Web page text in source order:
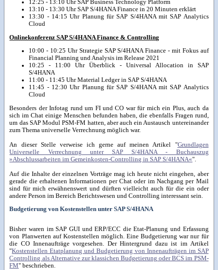
12:25 - 13:10 Uhr SAP Business Technology Platform
13:10 - 13:30 Uhr SAP S/4HANA Finance in 20 Minuten erklärt
13:30 - 14:15 Uhr Planung für SAP S/4HANA mit SAP Analytics
Cloud
Onlinekonferenz SAP S/4HANA Finance & Controlling
10:00 - 10:25 Uhr Strategie SAP S/4HANA Finance - mit Fokus auf
Financial Planning und Analysis im Release 2021
10:25 - 11:00 Uhr Überblick - Universal Allocation in SAP
S/4HANA
11:00 - 11:45 Uhr Material Ledger in SAP S/4HANA
11:45 - 12:30 Uhr Planung für SAP S/4HANA mit SAP Analytics
Cloud
Besonders der Infotag rund um FI und CO war für mich ein Plus, auch da
sich im Chat einige Menschen befunden haben, die ebenfalls Fragen rund,
um das SAP Modul PSM-FM hatten, aber auch ein Austausch untereinander
zum Thema universelle Verrechnung möglich war.
An dieser Stelle verweise ich gerne auf meinen Artikel "Grundlagen
Universelle Verrechnung unter SAP S/4HANA - Buchauszug
»Abschlussarbeiten im Gemeinkosten-Controlling in SAP S/4HANA«".
Auf die Inhalte der einzelnen Vorträge mag ich heute nicht eingehen, aber
gerade die erhaltenen Informationen per Chat oder im Nachgang per Mail
sind für mich erwähnenswert und dürften vielleicht auch für die ein oder
andere Person im Bereich Berichtswesen und Controlling interessant sein.
Budgetierung von Kostenstellen unter SAP S/4HANA
Bisher waren im SAP GUI und ERP/ECC die Etat-Planung und Erfassung
von Planwerten auf Kostenstellen möglich. Eine Budgetierung war nur für
die CO Innenaufträge vorgesehen. Der Hintergrund dazu ist im Artikel
"Kostenstellen Etatplanung und Budgetierung von Innenaufträgen im SAP
Controlling als Alternative zur klassichen Budgetierung oder BCS im PSM-
FM" beschrieben.